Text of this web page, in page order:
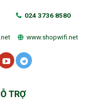
024 3736 8580
www.shopwifi.net
TRỢ